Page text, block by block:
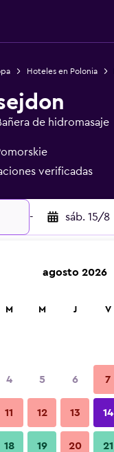
Hoteles en Polonia
de hidromasaje
verificadas
- sáb. 15/8
agosto 2026
M M J V
4 5 6 7
11 12 13 14
18 19 20 21